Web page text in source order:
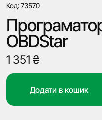
Код: 73570
OBDStar
1 351₴
Додати в кошик